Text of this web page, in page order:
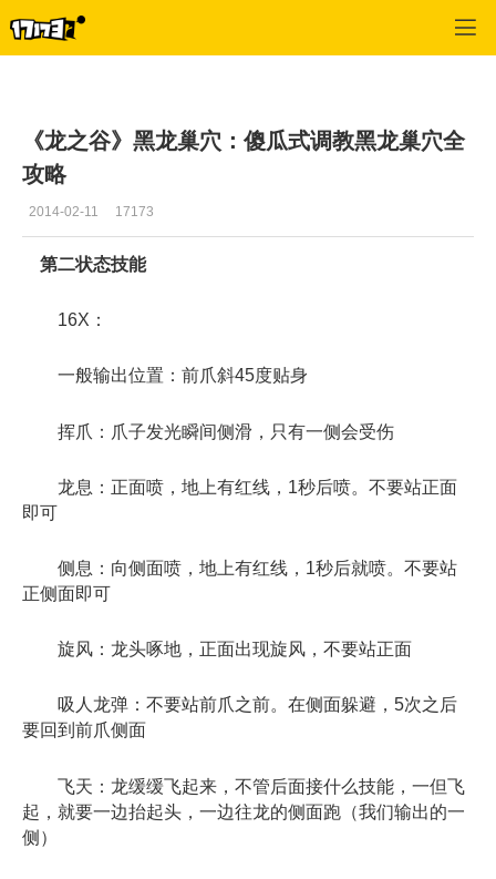
《龙之谷》黑龙巢穴：傻瓜式调教黑龙巢穴全
攻略
2014-02-11 17173
第二状态技能
16X：
一般输出位置：前爪斜45度贴身
挥爪：爪子发光瞬间侧滑，只有一侧会受伤
龙息：正面喷，地上有红线，1秒后喷。不要站正面
即可
侧息：向侧面喷，地上有红线，1秒后就喷。不要站
正侧面即可
旋风：龙头啄地，正面出现旋风，不要站正面
吸人龙弹：不要站前爪之前。在侧面躲避，5次之后
要回到前爪侧面
飞天：龙缓缓飞起来，不管后面接什么技能，一但飞
起，就要一边抬起头，一边往龙的侧面跑（我们输出的一
侧）